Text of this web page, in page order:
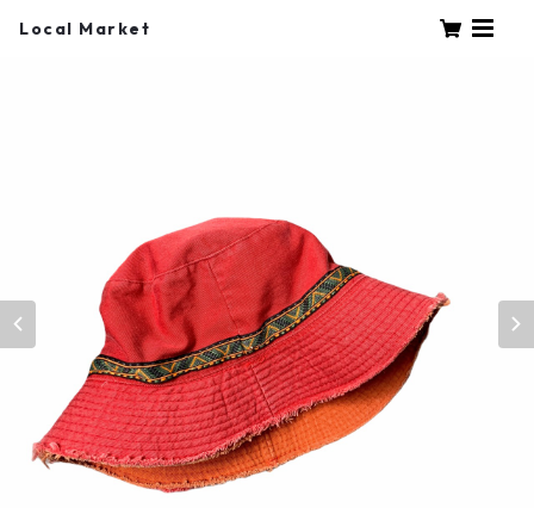
Local Market